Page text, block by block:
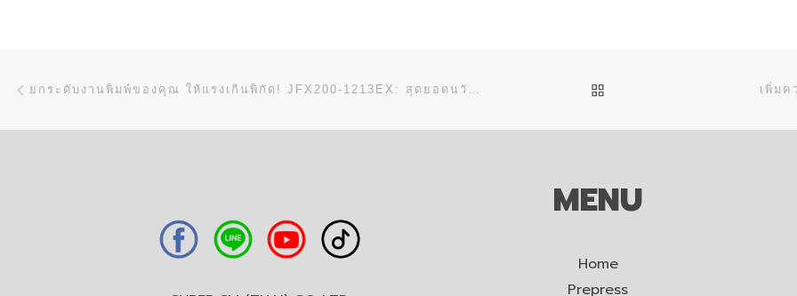
การนำทางของเรื่อง ยกระดับงานพิมพ์ของคุณ ให้แรงเกินพิกัด! JFX200-1213EX: สุดยอดนวัตกรรมแห่งอนาคต เพิ่มค
MENU
Home
Prepress